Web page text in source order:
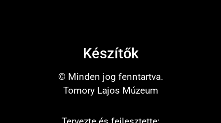
Készítők
© Minden jog fenntartva.
Tomory Lajos Múzeum